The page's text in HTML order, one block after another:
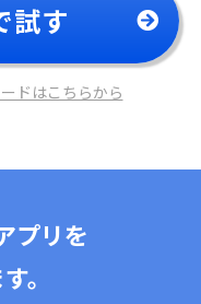
試す
ドはこちらから
プリを
。